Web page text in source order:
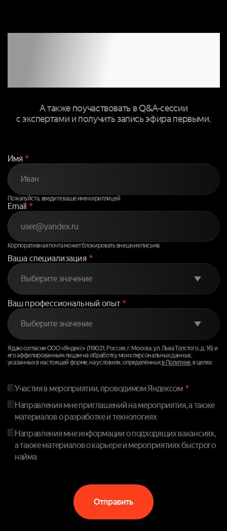
А также поучаствовать в Q&A-сессии
с экспертами и получить запись эфира первыми.
Имя *
Пожалуйста, введите ваше имя кириллицей
Email *
Корпоративная почта может блокировать внешние письма
Ваша специализация *
Ваш профессиональный опыт *
Я даю согласие ООО «Яндекс» (119021, Россия, г. Москва, ул. Льва Толстого, д. 16) и
его аффилированным лицам на обработку моих персональных данных,
указанных в настоящей форме, на условиях, определённыхв Политике , в целях:
Участия в мероприятии, проводимом Яндексом
Направления мне приглашений на мероприятия, а также
материалов о разработке и технологиях
Направления мне информации о подходящих вакансиях,
а также материалов о карьере и мероприятиях быстрого
найма
Отправить